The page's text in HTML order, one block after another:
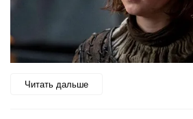
Читать дальше